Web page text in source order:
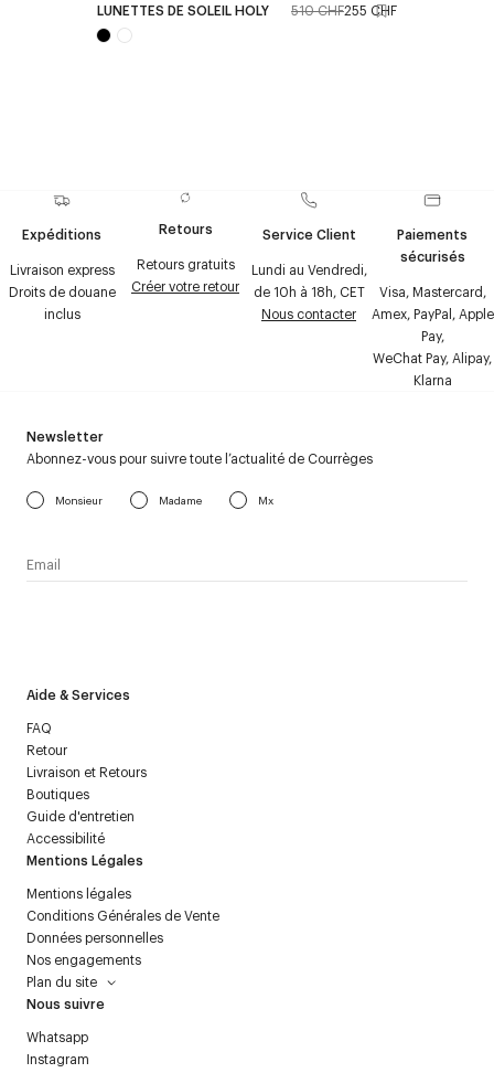
LUNETTES DE SOLEIL HOLY 510 CHF255 CHF
Expéditions
Livraison express
Droits de douane
inclus
Retours
Retours gratuits
Créer votre retour
Service Client
Lundi au Vendredi,
de 10h à 18h, CET
Nous contacter
Paiements
sécurisés
Visa, Mastercard,
Amex, PayPal, Apple
Pay,
WeChat Pay, Alipay,
Klarna
Aide & Services
FAQ
Retour
Livraison et Retours
Boutiques
Guide d'entretien
Accessibilité
Mentions Légales
Mentions légales
Conditions Générales de Vente
Données personnelles
Nos engagements
Plan du site
Nous suivre
Whatsapp
Instagram
Newsletter
Abonnez-vous pour suivre toute l’actualité de Courrèges
Monsieur Madame Mx